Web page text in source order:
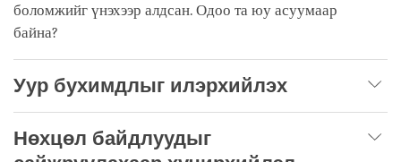
боломжийг үнэхээр алдсан. Одоо та юу асуумаар
байна?
Уур бухимдлыг илэрхийлэх
Нөхцөл байдлуудыг